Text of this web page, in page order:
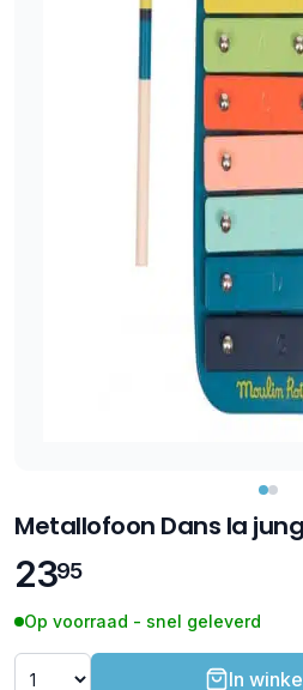
Metallofoon Dans la
2395
Op voorraad - snel geleverd
In